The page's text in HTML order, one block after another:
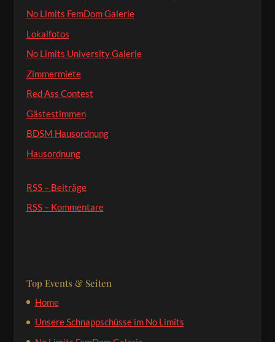
No Limits FemDom Galerie
Lokalfotos
No Limits University Galerie
Zimmermiete
Red Ass Contest
Gästestimmen
BDSM Hausordnung
Hausordnung
RSS – Beiträge
RSS – Kommentare
Top Events & Seiten
Home
Unsere Schnappschüsse im No Limits